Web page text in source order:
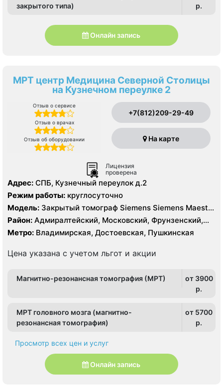
закрытого типа)
p.
Онлайн запись
МРТ центр Медицина Северной Столицы
на Кузнечном переулке 2
Отзыв о сервисе
Отзыв о врачах
Отзыв об оборудовании
+7(812)209-29-49
На карте
Лицензия
проверена
Адрес: СПБ, Кузнечный переулок д.2
Режим работы: круглосуточно
Модель: Закрытый томограф Siemens Siemens Maestro
Class 1.5 Тесла
Район: Адмиралтейский, Московский, Фрунзенский,
Центральный
Метро: Владимирская, Достоевская, Пушкинская
Цена указана с учетом льгот и акции
Магнитно-резонансная томография (МРТ)
от 3900
p.
МРТ головного мозга (магнитно-
резонансная томография)
от 5700
p.
Просмотр всех цен и услуг
Онлайн запись